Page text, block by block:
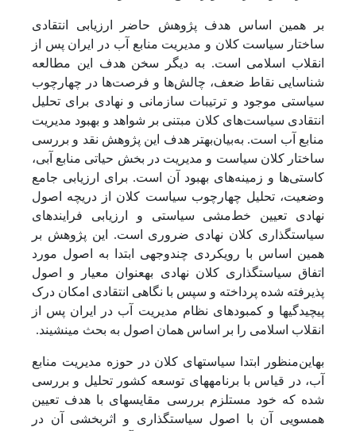
بر همین اساس هدف پژوهش حاضر ارزیابی انتقادی
ساختار سیاست کلان و مدیریت منابع آب در ایران پس از
انقلاب اسلامی است. به دیگر سخن هدف این مطالعه
شناسایی نقاط ضعف، چالش‌ها و فرصت‌ها در چهارچوب
سیاستی موجود و ترتیبات سازمانی و نهادی برای تحلیل
انتقادی سیاست‌های کلان مبتنی بر شواهد و بهبود مدیریت
منابع آب است. به‌بیان‌بهتر هدف این پژوهش نقد و بررسی
ساختار کلان سیاست و مدیریت در بخش حیاتی منابع آبی،
کاستی‌ها و زمینه‌های بهبود آن است. برای ارزیابی جامع
وضعیت، تحلیل چهارچوب سیاست کلان از دریچه اصول
نهادی تعیین خط‌مشی سیاستی و ارزیابی فرایندهای
سیاست­گذاری کلان نهادی ضروری است. این پژوهش بر
همین اساس با رویکردی چندوجهی ابتدا به اصول مورد
اتفاق سیاست­گذاری کلان نهادی به­عنوان معیار و اصول
پذیرفته شده پرداخته و سپس با نگاهی انتقادی امکان درک
پیچیدگی­ها و کمبودهای نظام مدیریت آب در ایران پس از
انقلاب اسلامی را بر اساس همان اصول به بحث می­نشیند.
به­این‌‌منظور ابتدا سیاست­های کلان در حوزه مدیریت منابع
آب، در قیاس با برنامه­های توسعه کشور تحلیل و بررسی
شده که خود مستلزم بررسی مقایسه­ای با هدف تعیین
همسویی آن با اصول سیاست­گذاری و اثربخشی آن در